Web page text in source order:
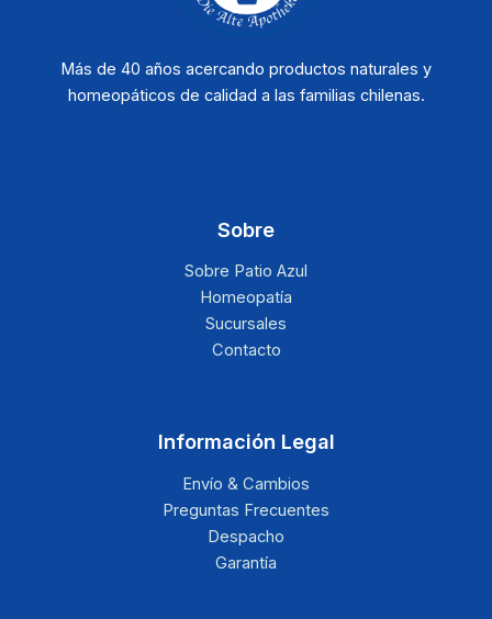
Más de 40 años acercando productos naturales y
homeopáticos de calidad a las familias chilenas.
Sobre
Sobre Patio Azul
Homeopatía
Sucursales
Contacto
Información Legal
Envío & Cambios
Preguntas Frecuentes
Despacho
Garantía